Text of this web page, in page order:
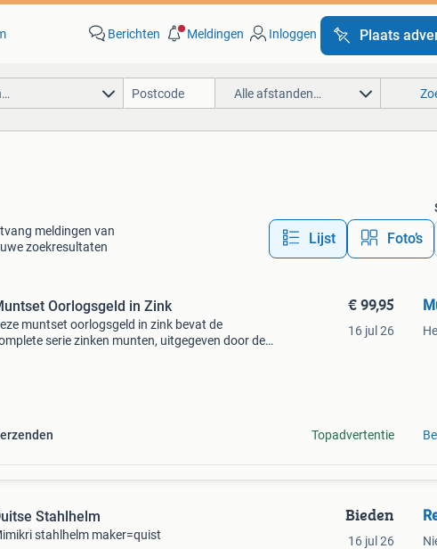
Berichten Meldingen Inloggen Plaats
Alle afstanden…
meldingen van
zoekresultaten
Lijst Foto’s
Oorlogsgeld in Zink
muntset oorlogsgeld in zink bevat de
serie zinken munten, uitgegeven door de
€ 99,95
16 jul 26
Topadvertentie
Stahlhelm
stahlhelm maker=quist
Bieden
16 jul 26